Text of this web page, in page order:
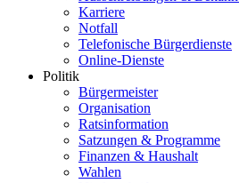
Karriere
Notfall
Telefonische Bürgerdienste
Online-Dienste
Politik
Bürgermeister
Organisation
Ratsinformation
Satzungen & Programme
Finanzen & Haushalt
Wahlen